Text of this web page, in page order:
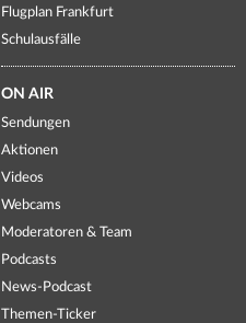
Flugplan Frankfurt
Schulausfälle
ON AIR
Sendungen
Aktionen
Videos
Webcams
Moderatoren & Team
Podcasts
News-Podcast
Themen-Ticker